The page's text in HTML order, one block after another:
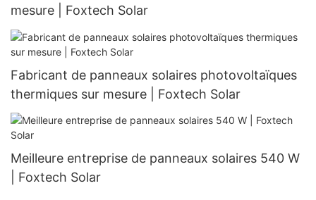
mesure | Foxtech Solar
Fabricant de panneaux solaires photovoltaïques
thermiques sur mesure | Foxtech Solar
Meilleure entreprise de panneaux solaires 540 W
| Foxtech Solar